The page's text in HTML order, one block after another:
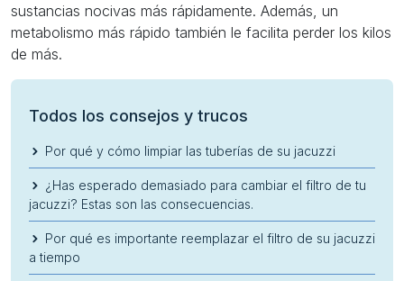
sustancias nocivas más rápidamente. Además, un
metabolismo más rápido también le facilita perder los kilos
de más.
Todos los consejos y trucos
Por qué y cómo limpiar las tuberías de su jacuzzi
¿Has esperado demasiado para cambiar el filtro de tu
jacuzzi? Estas son las consecuencias.
Por qué es importante reemplazar el filtro de su jacuzzi
a tiempo